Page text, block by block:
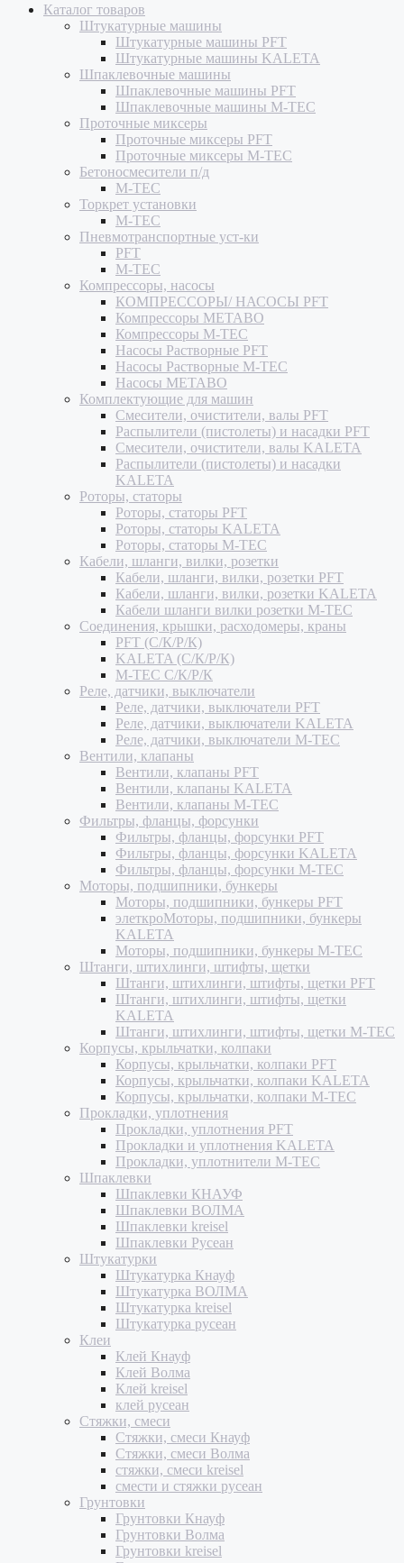
Каталог товаров
Штукатурные машины
Штукатурные машины PFT
Штукатурные машины KALETA
Шпаклевочные машины
Шпаклевочные машины PFT
Шпаклевочные машины M-TEC
Проточные миксеры
Проточные миксеры PFT
Проточные миксеры M-TEC
Бетоносмесители п/д
M-TEC
Торкрет установки
M-TEC
Пневмотранспортные уст-ки
PFT
M-TEC
Компрессоры, насосы
КОМПРЕССОРЫ/ НАСОСЫ PFT
Компрессоры METABO
Компрессоры M-TEC
Насосы Растворные PFT
Насосы Растворные M-TEC
Насосы METABO
Комплектующие для машин
Смесители, очистители, валы PFT
Распылители (пистолеты) и насадки PFT
Смесители, очистители, валы KALETA
Распылители (пистолеты) и насадки
KALETA
Роторы, статоры
Роторы, статоры PFT
Роторы, статоры KALETA
Роторы, статоры M-TEC
Кабели, шланги, вилки, розетки
Кабели, шланги, вилки, розетки PFT
Кабели, шланги, вилки, розетки KALETA
Кабели шланги вилки розетки M-TEC
Соединения, крышки, расходомеры, краны
PFT (С/К/Р/К)
KALETA (С/К/Р/К)
M-TEC С/К/Р/К
Реле, датчики, выключатели
Реле, датчики, выключатели PFT
Реле, датчики, выключатели KALETA
Реле, датчики, выключатели M-TEC
Вентили, клапаны
Вентили, клапаны PFT
Вентили, клапаны KALETA
Вентили, клапаны M-TEC
Фильтры, фланцы, форсунки
Фильтры, фланцы, форсунки PFT
Фильтры, фланцы, форсунки KALETA
Фильтры, фланцы, форсунки M-TEC
Моторы, подшипники, бункеры
Моторы, подшипники, бункеры PFT
элеткроМоторы, подшипники, бункеры
KALETA
Моторы, подшипники, бункеры M-TEC
Штанги, штихлинги, штифты, щетки
Штанги, штихлинги, штифты, щетки PFT
Штанги, штихлинги, штифты, щетки
KALETA
Штанги, штихлинги, штифты, щетки M-TEC
Корпусы, крыльчатки, колпаки
Корпусы, крыльчатки, колпаки PFT
Корпусы, крыльчатки, колпаки KALETA
Корпусы, крыльчатки, колпаки M-TEC
Прокладки, уплотнения
Прокладки, уплотнения PFT
Прокладки и уплотнения KALETA
Прокладки, уплотнители M-TEC
Шпаклевки
Шпаклевки КНАУФ
Шпаклевки ВОЛМА
Шпаклевки kreisel
Шпаклевки Русеан
Штукатурки
Штукатурка Кнауф
Штукатурка ВОЛМА
Штукатурка kreisel
Штукатурка русеан
Клеи
Клей Кнауф
Клей Волма
Клей kreisel
клей русеан
Стяжки, смеси
Стяжки, смеси Кнауф
Стяжки, смеси Волма
стяжки, смеси kreisel
смести и стяжки русеан
Грунтовки
Грунтовки Кнауф
Грунтовки Волма
Грунтовки kreisel